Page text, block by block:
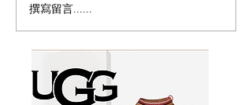
历史新低！Samsonite 新
秀丽 Winfield 2 全PC
20+28寸 黑色拉杆行李箱2
件套1.7折
撰寫留言......